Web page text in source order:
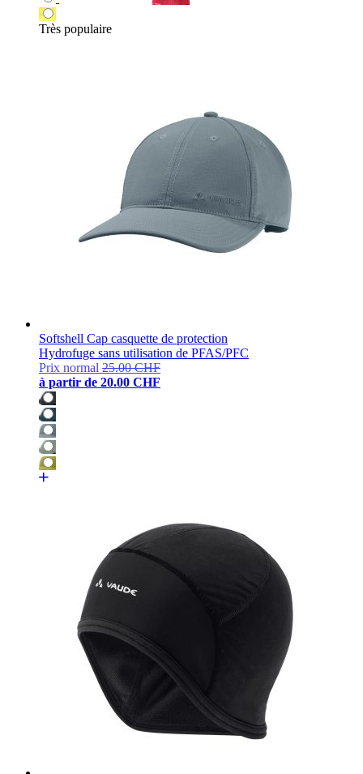
Très populaire
Softshell Cap casquette de protection
Hydrofuge sans utilisation de PFAS/PFC
Prix normal 25.00 CHF
à partir de 20.00 CHF